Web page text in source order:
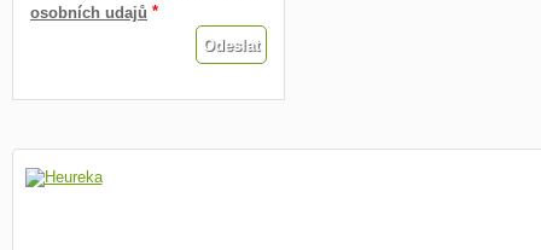
osobních udajů *